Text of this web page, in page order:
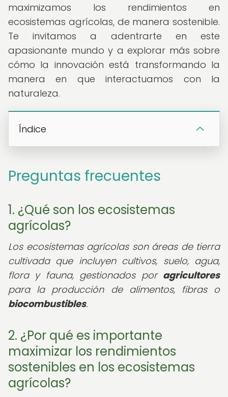
maximizamos los rendimientos en
ecosistemas agrícolas, de manera sostenible.
Te invitamos a adentrarte en este
apasionante mundo y a explorar más sobre
cómo la innovación está transformando la
manera en que interactuamos con la
naturaleza.
Índice
Preguntas frecuentes
1. ¿Qué son los ecosistemas
agrícolas?
Los ecosistemas agrícolas son áreas de tierra
cultivada que incluyen cultivos, suelo, agua,
flora y fauna, gestionados por agricultores
para la producción de alimentos, fibras o
biocombustibles.
2. ¿Por qué es importante
maximizar los rendimientos
sostenibles en los ecosistemas
agrícolas?